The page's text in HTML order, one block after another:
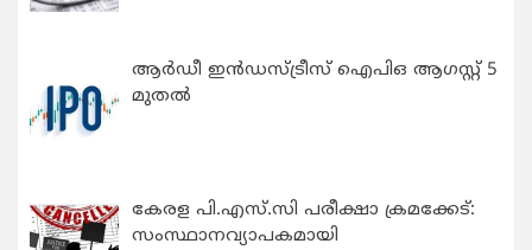
ആർഡീ ഇൻഡസ്ട്രീസ് ഐപിഒ ആഗസ്റ്റ് 5
മുതൽ
കേരള പി.എസ്.സി പരീക്ഷാ ക്രമക്കേട്:
സംസ്ഥാനവ്യാപകമായി